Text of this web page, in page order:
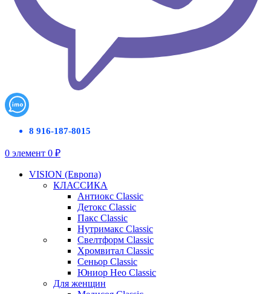
8 916-187-8015
0 элемент 0 ₽
VISION (Европа)
КЛАССИКА
Антиокс Classic
Детокс Classic
Пакс Classic
Нутримакс Classic
Свелтформ Classic
Хромвитал Classic
Сеньор Classic
Юниор Нео Classic
Для женщин